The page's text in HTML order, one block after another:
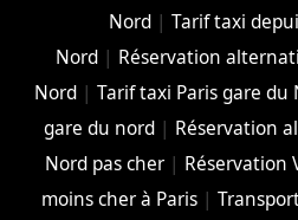
Nord| Tarif taxi
Nord| Réservation
Nord |Tarif taxi Paris gare du
gare du nord | Réservation
Nord pas cher| Réservation
moins cher à Paris |